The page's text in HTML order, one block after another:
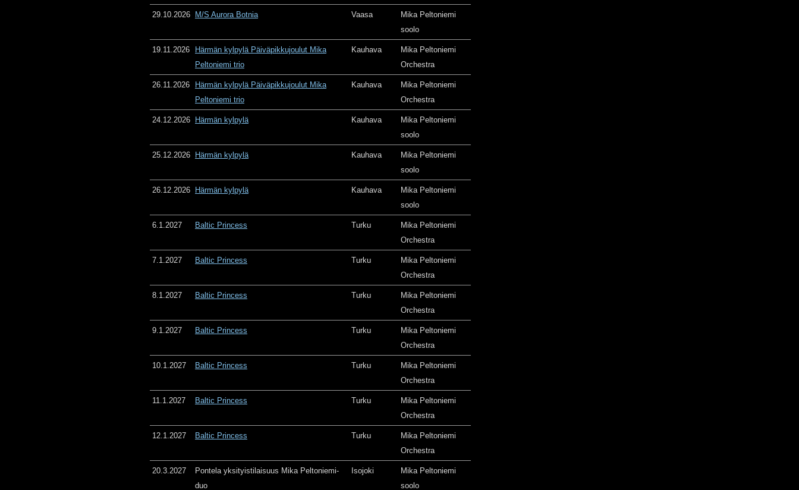
29.10.2026 M/S Aurora Botnia Vaasa
Mika Peltoniemi
soolo
19.11.2026
Härmän kylpylä Päiväpikkujoulut Mika
Peltoniemi trio
Kauhava
Mika Peltoniemi
Orchestra
26.11.2026
Härmän kylpylä Päiväpikkujoulut Mika
Peltoniemi trio
Kauhava
Mika Peltoniemi
Orchestra
24.12.2026 Härmän kylpylä Kauhava
Mika Peltoniemi
soolo
25.12.2026 Härmän kylpylä Kauhava
Mika Peltoniemi
soolo
26.12.2026 Härmän kylpylä Kauhava
Mika Peltoniemi
soolo
6.1.2027 Baltic Princess Turku
Mika Peltoniemi
Orchestra
7.1.2027 Baltic Princess Turku
Mika Peltoniemi
Orchestra
8.1.2027 Baltic Princess Turku
Mika Peltoniemi
Orchestra
9.1.2027 Baltic Princess Turku
Mika Peltoniemi
Orchestra
10.1.2027 Baltic Princess Turku
Mika Peltoniemi
Orchestra
11.1.2027 Baltic Princess Turku
Mika Peltoniemi
Orchestra
12.1.2027 Baltic Princess Turku
Mika Peltoniemi
Orchestra
20.3.2027
Pontela yksityistilaisuus Mika Peltoniemi-
duo
Isojoki
Mika Peltoniemi
soolo